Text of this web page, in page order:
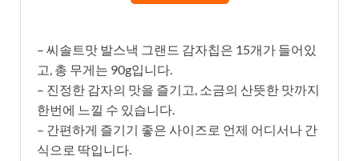
– 씨솔트맛 발스낵 그랜드 감자칩은 15개가 들어있
고, 총 무게는 90g입니다.
– 진정한 감자의 맛을 즐기고, 소금의 산뜻한 맛까지
한번에 느낄 수 있습니다.
– 간편하게 즐기기 좋은 사이즈로 언제 어디서나 간
식으로 딱입니다.